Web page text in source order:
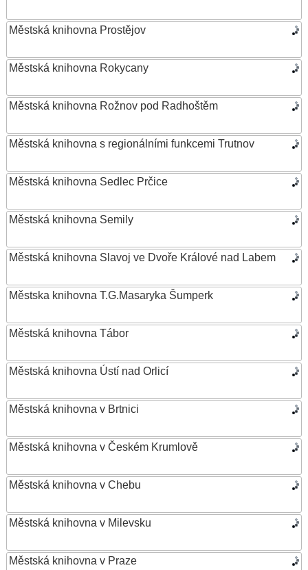
Městská knihovna Prostějov
Městská knihovna Rokycany
Městská knihovna Rožnov pod Radhoštěm
Městská knihovna s regionálními funkcemi Trutnov
Městská knihovna Sedlec Prčice
Městská knihovna Semily
Městská knihovna Slavoj ve Dvoře Králové nad Labem
Městska knihovna T.G.Masaryka Šumperk
Městská knihovna Tábor
Městská knihovna Ústí nad Orlicí
Městská knihovna v Brtnici
Městská knihovna v Českém Krumlově
Městská knihovna v Chebu
Městská knihovna v Milevsku
Městská knihovna v Praze